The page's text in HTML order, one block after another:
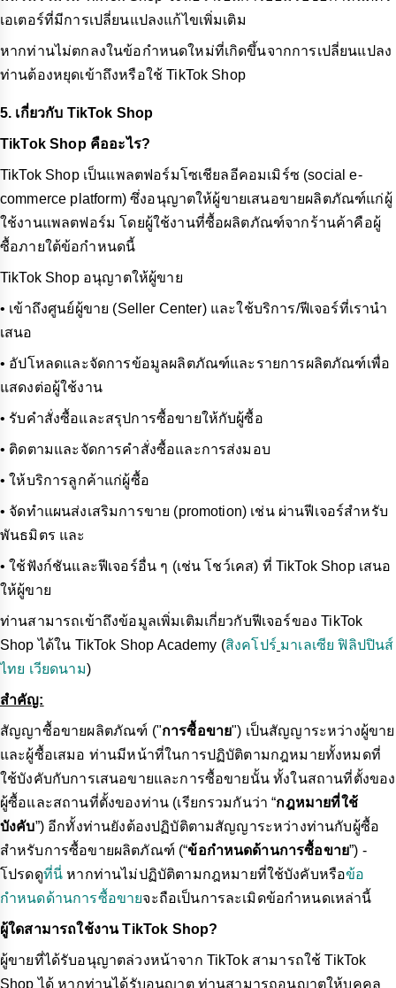
เอเตอร์ที่มีการเปลี่ยนแปลงแก้ไขเพิ่มเติม
หากท่านไม่ตกลงในข้อกำหนดใหม่ที่เกิดขึ้นจากการเปลี่ยนแปลง
ท่านต้องหยุดเข้าถึงหรือใช้ TikTok Shop
5. เกี่ยวกับ TikTok Shop
TikTok Shop คืออะไร?
TikTok Shop เป็นแพลตฟอร์มโซเชียลอีคอมเมิร์ซ (social e-
commerce platform) ซึ่งอนุญาตให้ผู้ขายเสนอขายผลิตภัณฑ์แก่ผู้
ใช้งานแพลตฟอร์ม โดยผู้ใช้งานที่ซื้อผลิตภัณฑ์จากร้านค้าคือผู้
ซื้อภายใต้ข้อกำหนดนี้
TikTok Shop อนุญาตให้ผู้ขาย
• เข้าถึงศูนย์ผู้ขาย (Seller Center) และใช้บริการ/ฟีเจอร์ที่เรานำ
เสนอ
• อัปโหลดและจัดการข้อมูลผลิตภัณฑ์และรายการผลิตภัณฑ์เพื่อ
แสดงต่อผู้ใช้งาน
• รับคำสั่งซื้อและสรุปการซื้อขายให้กับผู้ซื้อ
• ติดตามและจัดการคำสั่งซื้อและการส่งมอบ
• ให้บริการลูกค้าแก่ผู้ซื้อ
• จัดทำแผนส่งเสริมการขาย (promotion) เช่น ผ่านฟีเจอร์สำหรับ
พันธมิตร และ
• ใช้ฟังก์ชันและฟีเจอร์อื่น ๆ (เช่น โชว์เคส) ที่ TikTok Shop เสนอ
ให้ผู้ขาย
ท่านสามารถเข้าถึงข้อมูลเพิ่มเติมเกี่ยวกับฟีเจอร์ของ TikTok
Shop ได้ใน TikTok Shop Academy (สิงคโปร์ มาเลเซีย ฟิลิปปินส์
ไทย เวียดนาม)
สำคัญ:
สัญญาซื้อขายผลิตภัณฑ์ ("การซื้อขาย") เป็นสัญญาระหว่างผู้ขาย
และผู้ซื้อเสมอ ท่านมีหน้าที่ในการปฏิบัติตามกฎหมายทั้งหมดที่
ใช้บังคับกับการเสนอขายและการซื้อขายนั้น ทั้งในสถานที่ตั้งของ
ผู้ซื้อและสถานที่ตั้งของท่าน (เรียกรวมกันว่า “กฎหมายที่ใช้
บังคับ”) อีกทั้งท่านยังต้องปฏิบัติตามสัญญาระหว่างท่านกับผู้ซื้อ
สำหรับการซื้อขายผลิตภัณฑ์ (“ข้อกำหนดด้านการซื้อขาย”) -
โปรดดูที่นี่ หากท่านไม่ปฏิบัติตามกฎหมายที่ใช้บังคับหรือข้อ
กำหนดด้านการซื้อขายจะถือเป็นการละเมิดข้อกำหนดเหล่านี้
ผู้ใดสามารถใช้งาน TikTok Shop?
ผู้ขายที่ได้รับอนุญาตล่วงหน้าจาก TikTok สามารถใช้ TikTok
Shop ได้ หากท่านได้รับอนุญาต ท่านสามารถอนุญาตให้บุคคล